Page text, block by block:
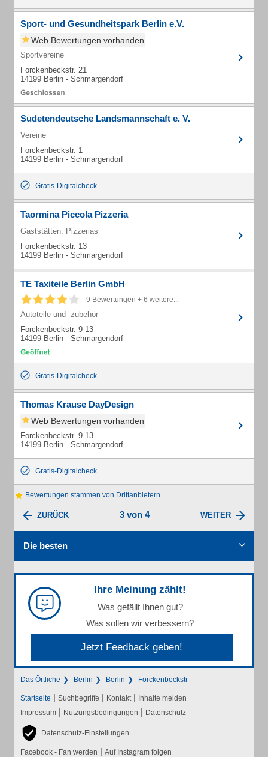
Sport- und Gesundheitspark Berlin e.V.
Web Bewertungen vorhanden
Sportvereine
Forckenbeckstr. 21
14199 Berlin - Schmargendorf
Sudetendeutsche Landsmannschaft e. V.
Vereine
Forckenbeckstr. 1
14199 Berlin - Schmargendorf
Gratis-Digitalcheck
Taormina Piccola Pizzeria
Gaststätten: Pizzerias
Forckenbeckstr. 13
14199 Berlin - Schmargendorf
TE Taxiteile Berlin GmbH
9 Bewertungen + 6 weitere...
Autoteile und -zubehör
Forckenbeckstr. 9-13
14199 Berlin - Schmargendorf
Gratis-Digitalcheck
Thomas Krause DayDesign
Web Bewertungen vorhanden
Forckenbeckstr. 9-13
14199 Berlin - Schmargendorf
Gratis-Digitalcheck
Bewertungen stammen von Drittanbietern
ZURÜCK 3 von 4 WEITER
Die besten
Ihre Meinung zählt!
Was gefällt Ihnen gut?
Was sollen wir verbessern?
Jetzt Feedback geben!
Das Örtliche Berlin Berlin Forckenbeckstr
Startseite | Suchbegriffe | Kontakt | Inhalte melden
Impressum | Nutzungsbedingungen | Datenschutz
Datenschutz-Einstellungen
Facebook - Fan werden | Auf Instagram folgen